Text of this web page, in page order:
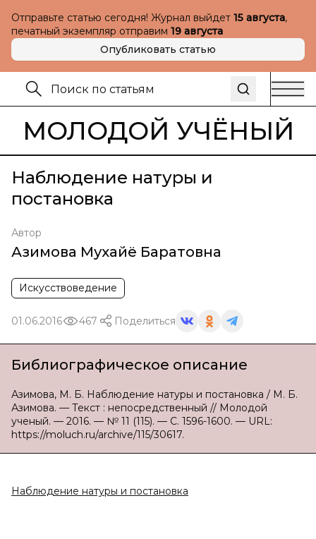
Отправьте статью сегодня! Журнал выйдет 15 августа,
печатный экземпляр отправим 19 августа
Опубликовать статью
МОЛОДОЙ УЧЁНЫЙ
Наблюдение натуры и
постановка
Автор
Азимова Мухайё Баратовна
Искусствоведение
01.06.2016 467 Поделиться
Библиографическое описание
Азимова, М. Б. Наблюдение натуры и постановка / М. Б.
Азимова. — Текст : непосредственный // Молодой
ученый. — 2016. — № 11 (115). — С. 1596-1600. — URL:
https://moluch.ru/archive/115/30617.
Наблюдение натуры и постановка